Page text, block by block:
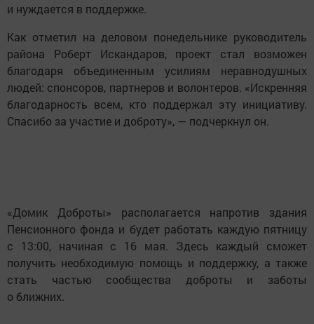
и нуждается в поддержке.
Как отметил на деловом понедельнике руководитель
района Роберт Искандаров, проект стал возможен
благодаря объединенным усилиям неравнодушных
людей: спонсоров, партнеров и волонтеров. «Искренняя
благодарность всем, кто поддержал эту инициативу.
Спасибо за участие и доброту», — подчеркнул он.
«Домик Доброты» располагается напротив здания
Пенсионного фонда и будет работать каждую пятницу
с 13:00, начиная с 16 мая. Здесь каждый сможет
получить необходимую помощь и поддержку, а также
стать частью сообщества доброты и заботы
о ближних.